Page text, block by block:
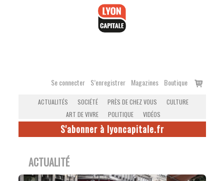
Se connecter S’enregistrer Magazines Boutique
Voir
ACTUALITÉS SOCIÉTÉ PRÈS DE CHEZ VOUS
CULTURE
ART DE VIVRE
POLITIQUE VIDÉOS
S'abonner à lyoncapitale.fr
ACTUALITÉ